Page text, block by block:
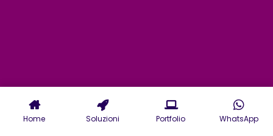
Home Soluzioni Portfolio WhatsApp